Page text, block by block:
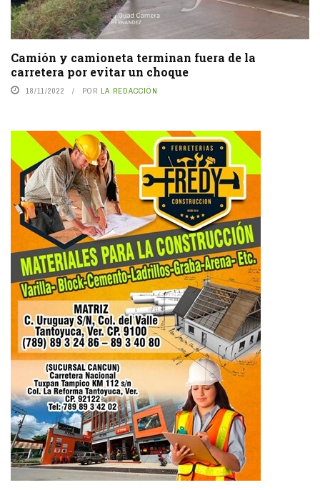
Camión y camioneta terminan fuera de la
carretera por evitar un choque
18/11/2022 POR LA REDACCIÓN